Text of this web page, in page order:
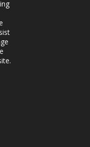
Geodata og